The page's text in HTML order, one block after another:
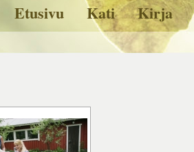
Etusivu Kati Kirja